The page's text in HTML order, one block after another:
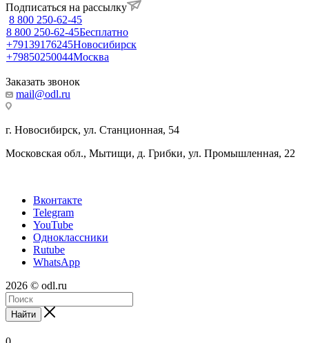
Подписаться на рассылку
8 800 250-62-45
8 800 250-62-45Бесплатно
+79139176245Новосибирск
+79850250044Москва
Заказать звонок
mail@odl.ru
г. Новосибирск, ул. Станционная, 54
Московская обл., Мытищи, д. Грибки, ул. Промышленная, 22
Вконтакте
Telegram
YouTube
Одноклассники
Rutube
WhatsApp
2026 © odl.ru
Найти